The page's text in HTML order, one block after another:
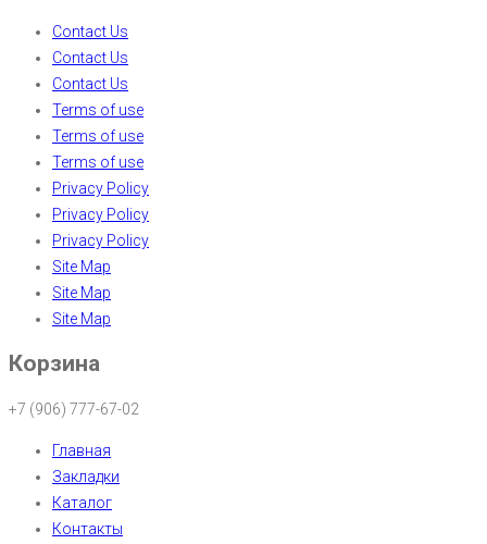
Contact Us
Contact Us
Contact Us
Terms of use
Terms of use
Terms of use
Privacy Policy
Privacy Policy
Privacy Policy
Site Map
Site Map
Site Map
Корзина
+7 (906) 777-67-02
Главная
Закладки
Каталог
Контакты